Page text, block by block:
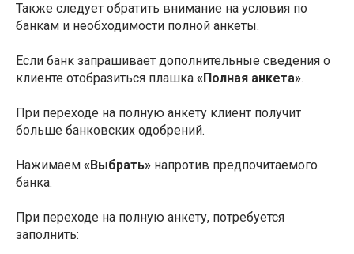
Также следует обратить внимание на условия по
банкам и необходимости полной анкеты.
Если банк запрашивает дополнительные сведения о
клиенте отобразиться плашка «Полная анкета».
При переходе на полную анкету клиент получит
больше банковских одобрений.
Нажимаем «Выбрать» напротив предпочитаемого
банка.
При переходе на полную анкету, потребуется
заполнить: